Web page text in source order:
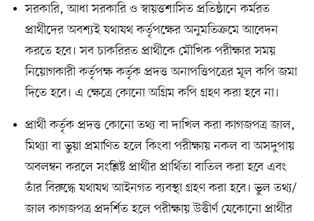
সরকারি, আধা সরকারি ও স্বায়ত্তশাসিত প্রতিষ্ঠানে কর্মরত
প্রার্থীদের অবশ্যই যথাযথ কর্তৃপক্ষের অনুমতিক্রমে আবেদন
করতে হবে। সব চাকরিরত প্রার্থীকে মৌখিক পরীক্ষার সময়
নিয়োগকারী কর্তৃপক্ষ কর্তৃক প্রদত্ত অনাপত্তিপত্রের মূল কপি জমা
দিতে হবে। এ ক্ষেত্রে কোনো অগ্রিম কপি গ্রহণ করা হবে না।
প্রার্থী কর্তৃক প্রদত্ত কোনো তথ্য বা দাখিল করা কাগজপত্র জাল,
মিথ্যা বা ভুয়া প্রমাণিত হলে কিংবা পরীক্ষায় নকল বা অসদুপায়
অবলম্বন করলে সংশ্লিষ্ট প্রার্থীর প্রার্থিতা বাতিল করা হবে এবং
তাঁর বিরুদ্ধে যথাযথ আইনগত ব্যবস্থা গ্রহণ করা হবে। ভুল তথ্য/
জাল কাগজপত্র প্রদর্শিত হলে পরীক্ষায় উত্তীর্ণ যেকোনো প্রার্থীর